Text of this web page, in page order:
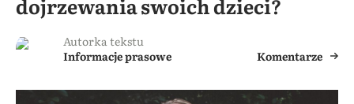
dojrzewania swoich dzieci?
Autorka tekstu
Informacje prasowe
Komentarze